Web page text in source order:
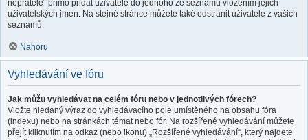
nepřátelé“ přímo přidat uživatele do jednoho ze seznamů vložením jejich
uživatelských jmen. Na stejné stránce můžete také odstranit uživatele z vašich
seznamů.
Nahoru
Vyhledávání ve fóru
Jak můžu vyhledávat na celém fóru nebo v jednotlivých fórech?
Vložte hledaný výraz do vyhledávacího pole umístěného na obsahu fóra
(indexu) nebo na stránkách témat nebo fór. Na rozšířené vyhledávání můžete
přejít kliknutím na odkaz (nebo ikonu) „Rozšířené vyhledávání“, který najdete